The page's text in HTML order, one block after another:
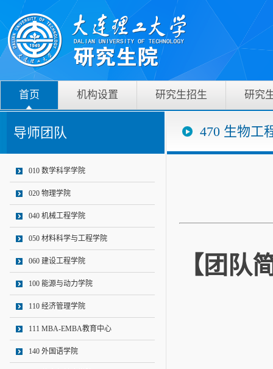
首页 机构设置 研究生招生 研究
导师团队
010 数学科学学院
020 物理学院
040 机械工程学院
050 材料科学与工程学院
060 建设工程学院
100 能源与动力学院
110 经济管理学院
111 MBA-EMBA教育中心
140 外国语学院
470 生物工
【团队